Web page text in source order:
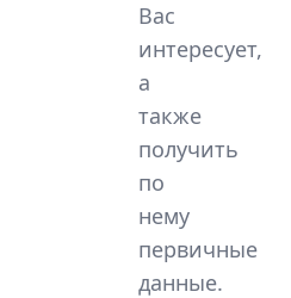
Вас
интересует,
а
также
получить
по
нему
первичные
данные.